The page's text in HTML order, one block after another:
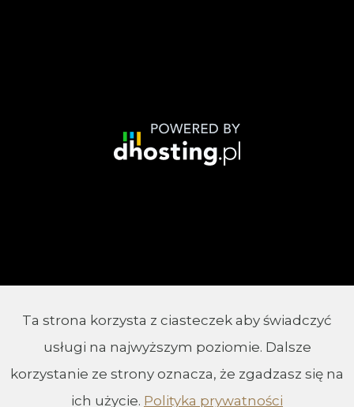
Ta strona korzysta z ciasteczek aby świadczyć
usługi na najwyższym poziomie. Dalsze
korzystanie ze strony oznacza, że zgadzasz się na
ich użycie. Polityka prywatności